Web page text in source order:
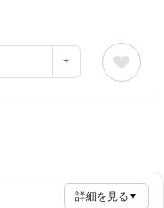
詳細を見る ▼